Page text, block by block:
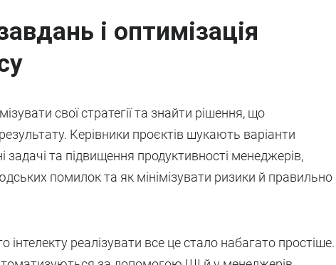
і оптимізація
свої стратегії та знайти рішення, що
Керівники проєктів шукають варіанти
та підвищення продуктивності менеджерів,
помилок та як мінімізувати ризики й правильно
реалізувати все це стало набагато простіше.